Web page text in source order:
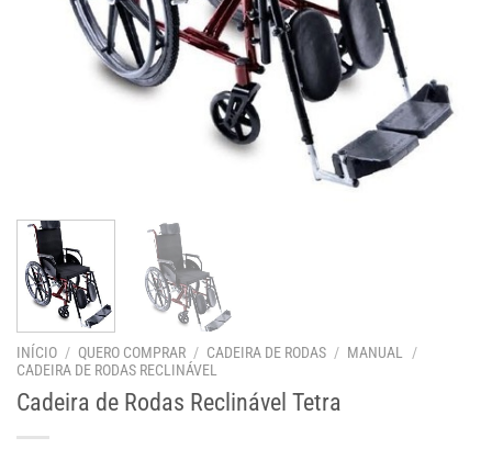
INÍCIO / QUERO COMPRAR / CADEIRA DE RODAS / MANUAL
/
CADEIRA DE RODAS RECLINÁVEL
Cadeira de Rodas Reclinável Tetra